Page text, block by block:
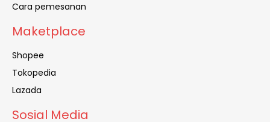
Cara pemesanan
Maketplace
Shopee
Tokopedia
Lazada
Sosial Media